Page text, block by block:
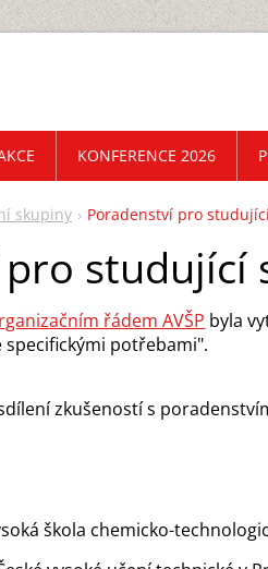
skupiny Poradenství pro
studující
řádem AVŠP byla
potřebami".
zkušeností s
škola chemicko-
KONFERENCE 2026